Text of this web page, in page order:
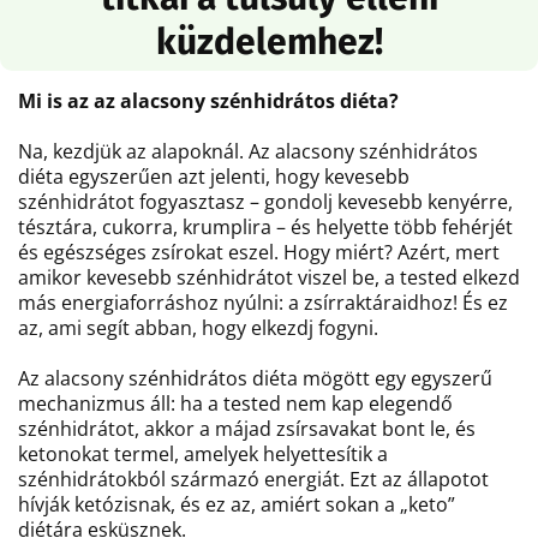
küzdelemhez!
Mi is az az alacsony szénhidrátos diéta?
Na, kezdjük az alapoknál. Az alacsony szénhidrátos
diéta egyszerűen azt jelenti, hogy kevesebb
szénhidrátot fogyasztasz – gondolj kevesebb kenyérre,
tésztára, cukorra, krumplira – és helyette több fehérjét
és egészséges zsírokat eszel. Hogy miért? Azért, mert
amikor kevesebb szénhidrátot viszel be, a tested elkezd
más energiaforráshoz nyúlni: a zsírraktáraidhoz! És ez
az, ami segít abban, hogy elkezdj fogyni.
Az alacsony szénhidrátos diéta mögött egy egyszerű
mechanizmus áll: ha a tested nem kap elegendő
szénhidrátot, akkor a májad zsírsavakat bont le, és
ketonokat termel, amelyek helyettesítik a
szénhidrátokból származó energiát. Ezt az állapotot
hívják ketózisnak, és ez az, amiért sokan a „keto”
diétára esküsznek.